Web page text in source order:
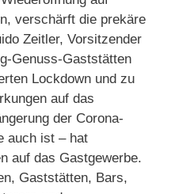
verschärft die prekäre
Zeitler, Vorsitzender
Genuss-Gaststätten
Lockdown und zu
auf das
der Corona-
auch ist – hat
auf das Gastgewerbe.
Gaststätten, Bars,